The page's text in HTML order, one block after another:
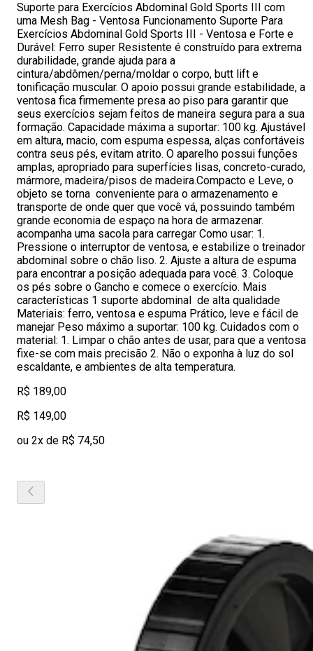
Suporte para Exercícios Abdominal Gold Sports III com
uma Mesh Bag - Ventosa Funcionamento Suporte Para
Exercícios Abdominal Gold Sports III - Ventosa e Forte e
Durável: Ferro super Resistente é construído para extrema
durabilidade, grande ajuda para a
cintura/abdômen/perna/moldar o corpo, butt lift e
tonificação muscular. O apoio possui grande estabilidade, a
ventosa fica firmemente presa ao piso para garantir que
seus exercícios sejam feitos de maneira segura para a sua
formação. Capacidade máxima a suportar: 100 kg. Ajustável
em altura, macio, com espuma espessa, alças confortáveis
contra seus pés, evitam atrito. O aparelho possui funções
amplas, apropriado para superfícies lisas, concreto-curado,
mármore, madeira/pisos de madeira.Compacto e Leve, o
objeto se torna conveniente para o armazenamento e
transporte de onde quer que você vá, possuindo também
grande economia de espaço na hora de armazenar.
acompanha uma sacola para carregar Como usar: 1.
Pressione o interruptor de ventosa, e estabilize o treinador
abdominal sobre o chão liso. 2. Ajuste a altura de espuma
para encontrar a posição adequada para você. 3. Coloque
os pés sobre o Gancho e comece o exercício. Mais
características 1 suporte abdominal de alta qualidade
Materiais: ferro, ventosa e espuma Prático, leve e fácil de
manejar Peso máximo a suportar: 100 kg. Cuidados com o
material: 1. Limpar o chão antes de usar, para que a ventosa
fixe-se com mais precisão 2. Não o exponha à luz do sol
escaldante, e ambientes de alta temperatura.
R$ 189,00
R$ 149,00
ou 2x de R$ 74,50